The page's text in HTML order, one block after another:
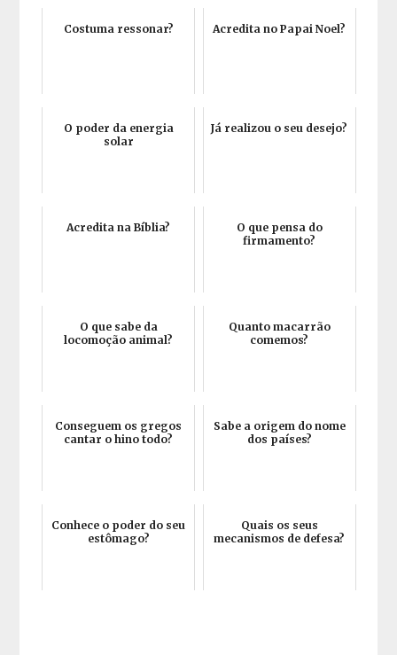
Costuma ressonar? Acredita no Papai Noel?
O poder da energia
solar
Já realizou o seu desejo?
Acredita na Bíblia?
O que pensa do
firmamento?
O que sabe da
locomoção animal?
Quanto macarrão
comemos?
Conseguem os gregos
cantar o hino todo?
Sabe a origem do nome
dos países?
Conhece o poder do seu
estômago?
Quais os seus
mecanismos de defesa?